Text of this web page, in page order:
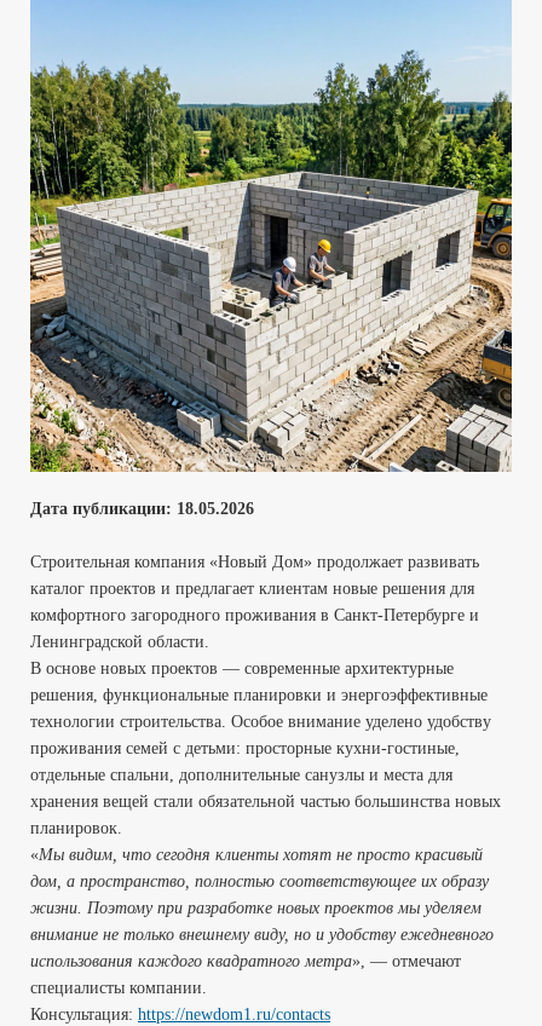
Дата публикации: 18.05.2026
Строительная компания «Новый Дом» продолжает развивать
каталог проектов и предлагает клиентам новые решения для
комфортного загородного проживания в Санкт-Петербурге и
Ленинградской области.
В основе новых проектов — современные архитектурные
решения, функциональные планировки и энергоэффективные
технологии строительства. Особое внимание уделено удобству
проживания семей с детьми: просторные кухни-гостиные,
отдельные спальни, дополнительные санузлы и места для
хранения вещей стали обязательной частью большинства новых
планировок.
«Мы видим, что сегодня клиенты хотят не просто красивый
дом, а пространство, полностью соответствующее их образу
жизни. Поэтому при разработке новых проектов мы уделяем
внимание не только внешнему виду, но и удобству ежедневного
использования каждого квадратного метра», — отмечают
специалисты компании.
Консультация: https://newdom1.ru/contacts